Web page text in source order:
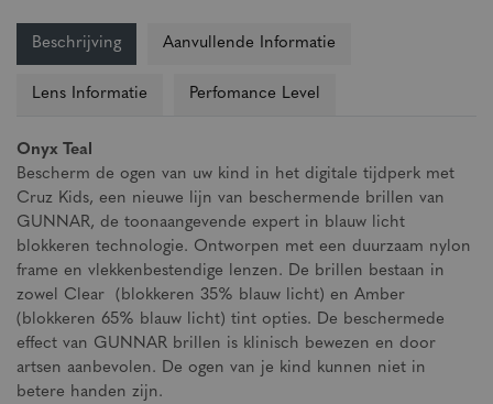
Beschrijving Aanvullende Informatie
Lens Informatie Perfomance Level
Onyx Teal
Bescherm de ogen van uw kind in het digitale tijdperk met
Cruz Kids, een nieuwe lijn van beschermende brillen van
GUNNAR, de toonaangevende expert in blauw licht
blokkeren technologie. Ontworpen met een duurzaam nylon
frame en vlekkenbestendige lenzen. De brillen bestaan in
zowel Clear (blokkeren 35% blauw licht) en Amber
(blokkeren 65% blauw licht) tint opties. De beschermede
effect van GUNNAR brillen is klinisch bewezen en door
artsen aanbevolen. De ogen van je kind kunnen niet in
betere handen zijn.